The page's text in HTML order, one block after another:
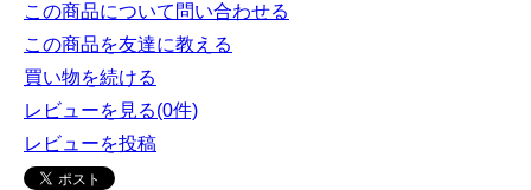
この商品について問い合わせる
この商品を友達に教える
買い物を続ける
レビューを見る(0件)
レビューを投稿